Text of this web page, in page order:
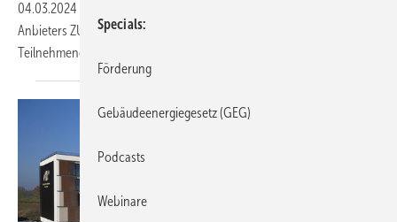
04.03.2024
Anbieters ZUB Systems werden echte Wärmebrückenprojekte der
Teilnehmenden von A–Z
Specials
Förderung
Gebäudeenergiegesetz (GEG)
Podcasts
Webinare